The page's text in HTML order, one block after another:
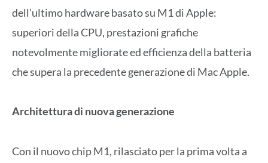
dell’ultimo hardware basato su M1 di Apple:
superiori della CPU, prestazioni grafiche
notevolmente migliorate ed efficienza della batteria
che supera la precedente generazione di Mac Apple.
Architettura di nuova generazione
Con il nuovo chip M1, rilasciato per la prima volta a